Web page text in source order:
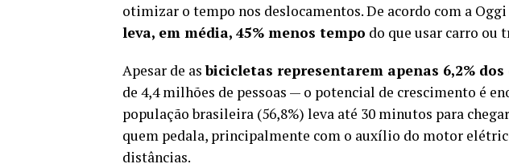
otimizar o tempo nos deslocamentos. De acordo com a
leva, em média, 45% menos tempo do que usar carro ou
Apesar de asbicicletas representarem apenas 6,2%
de 4,4 milhões de pessoas — o potencial de crescimento é
população brasileira (56,8%) leva até 30 minutos para
quem pedala, principalmente com o auxílio do motor
distâncias.